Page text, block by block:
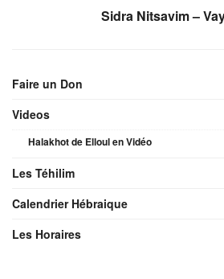
Sidra Nitsavim –
Faire un Don
Videos
Halakhot de Elloul en Vidéo
Les Téhilim
Calendrier Hébraique
Les Horaires